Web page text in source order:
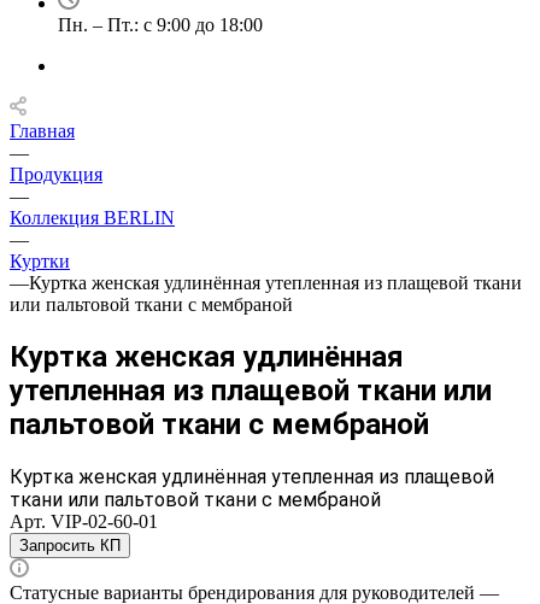
Пн. – Пт.: с 9:00 до 18:00
Главная
—
Продукция
—
Коллекция BERLIN
—
Куртки
—Куртка женская удлинённая утепленная из плащевой ткани
или пальтовой ткани с мембраной
Куртка женская удлинённая
утепленная из плащевой ткани или
пальтовой ткани с мембраной
Куртка женская удлинённая утепленная из плащевой
ткани или пальтовой ткани с мембраной
Арт. VIP-02-60-01
Запросить КП
Статусные варианты брендирования для руководителей —